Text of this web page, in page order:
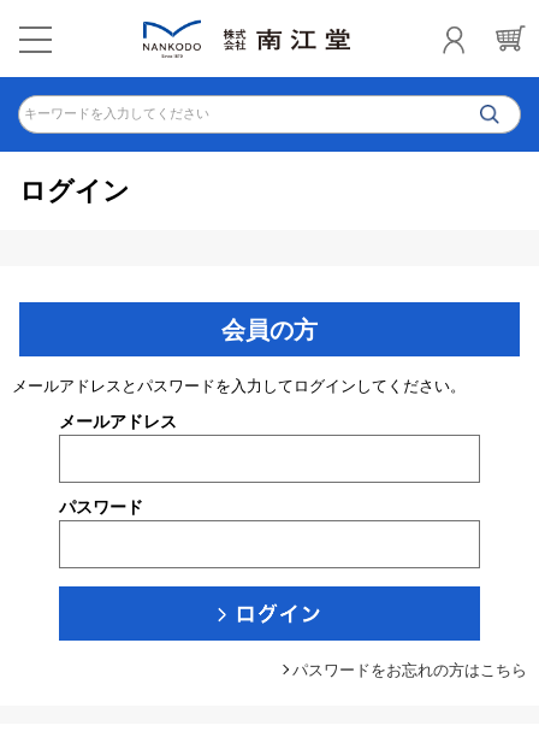
キーワードを入力してください
ログイン
会員の方
メールアドレスとパスワードを入力してログインしてください。
メールアドレス
パスワード
パスワードをお忘れの方はこちら